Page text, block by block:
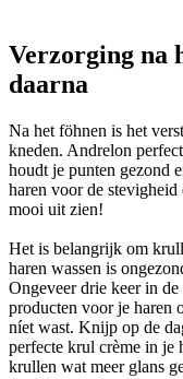
Verzorging na
daarna
Na het föhnen is het
kneden. Andrelon
houdt je punten gezond
haren voor de
mooi uit zien!
Het is belangrijk om
haren wassen is
Ongeveer drie keer in
producten voor je haren
níet wast. Knijp op de
perfecte krul crème in je
krullen wat meer glans